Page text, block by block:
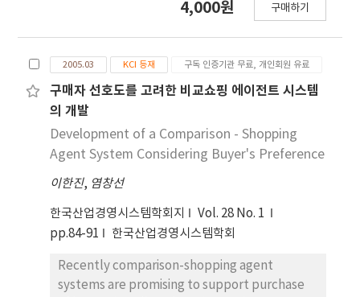
includes issues such as multiple choices of
4,000원 구매하기
2005.03 KCI 등재 구독 인증기관 무료, 개인회원 유료
구매자 선호도를 고려한 비교쇼핑 에이전트 시스템
의 개발
Development of a Comparison - Shopping
Agent System Considering Buyer's Preference
이한진, 염창선
한국산업경영시스템학회지
Vol. 28 No. 1
pp.84-91
한국산업경영시스템학회
Recently comparison-shopping agent
systems are promising to support purchase